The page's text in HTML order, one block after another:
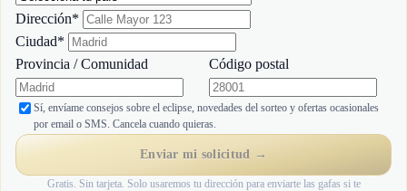
Dirección*
Ciudad*
Provincia / Comunidad
Código postal
Sí, envíame consejos sobre el eclipse, novedades del sorteo y ofertas ocasionales
por email o SMS. Cancela cuando quieras.
Enviar mi solicitud →
Gratis. Sin tarjeta. Solo usaremos tu dirección para enviarte las gafas si te